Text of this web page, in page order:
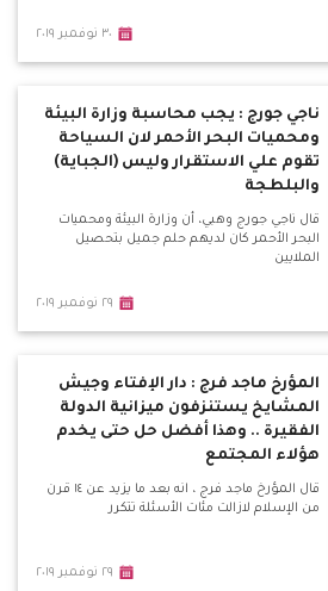
٣٠ نوفمبر ٢٠١٩
ناجي جورج : يجب محاسبة وزارة البيئة
ومحميات البحر الأحمر لان السياحة
تقوم علي الاستقرار وليس (الجباية)
والبلطجة
قال ناجي جورج وهبي، أن وزارة البيئة ومحميات
البحر الأحمر كان لديهم حلم جميل بتحصيل
الملايين
٢٩ نوفمبر ٢٠١٩
المؤرخ ماجد فرج : دار الإفتاء وجيش
المشايخ يستنزفون ميزانية الدولة
الفقيرة .. وهذا أفضل حل حتى يخدم
هؤلاء المجتمع
قال المؤرخ ماجد فرج ، انه بعد ما يزيد عن ١٤ قرن
من الإسلام لازالت مئات الأسئلة تتكرر
٢٩ نوفمبر ٢٠١٩